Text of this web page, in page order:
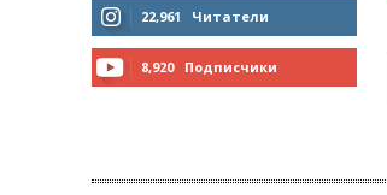
МНЕ НРАВИТСЯ
22,961 Читатели
8,920 Подписчики